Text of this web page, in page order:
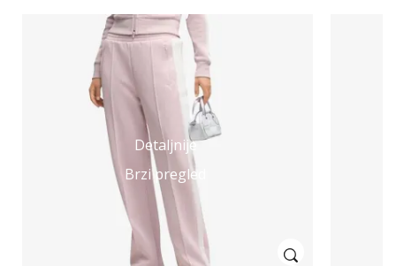
Detaljnije
Brzi pregled